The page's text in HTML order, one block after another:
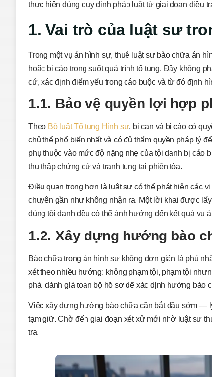
thực hiện đúng quy định pháp luật từ giai đoạn điều
1. Vai trò của luật sư
Trong một vụ án hình sự, thuê luật sư bào chữa án
hoặc bị cáo trong suốt quá trình tố tụng. Đây không
cứ, xác định điểm yếu trong cáo buộc và từ đó định
1.1. Bảo vệ quyền lợi hợp
Theo Bộ luật Tố tụng Hình sự, bị can và bị cáo có
chủ thể phổ biến nhất và có đủ thẩm quyền pháp lý
phụ thuộc vào mức độ nặng nhẹ của tội danh bị cáo
thu thập chứng cứ và tranh tụng tại phiên tòa.
Điều quan trọng hơn là luật sư có thể phát hiện các
chuyên gần như không nhận ra. Một lời khai được
đúng tội danh đều có thể ảnh hưởng đến kết quả vụ
1.2. Xây dựng hướng bào
Bào chữa trong án hình sự không đơn giản là phủ
xét theo nhiều hướng: không phạm tội, phạm tội
phải đánh giá toàn bộ hồ sơ để xác định hướng bào
Việc xây dựng hướng bào chữa cần bắt đầu sớm —
tạm giữ. Chờ đến giai đoạn xét xử mới nhờ luật sư
tra.